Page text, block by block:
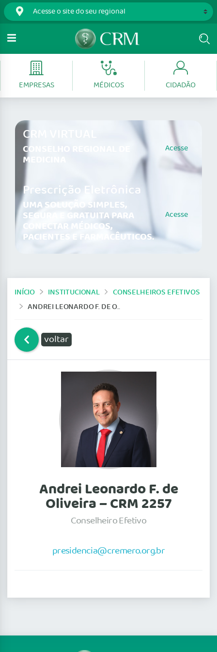
EMPRESAS MÉDICOS CIDADÃO
CRM VIRTUAL
CONSELHO REGIONAL DE
MEDICINA
Acesse
Prescrição Eletrônica
UMA SOLUÇÃO SIMPLES,
SEGURA E GRATUITA PARA
CONECTAR MÉDICOS,
PACIENTES E FARMACÊUTICOS.
Acesse
INÍCIO INSTITUCIONAL
CONSELHEIROS EFETIVOS
ANDREI LEONARDO F. DE OLIVEIRA – CRM 2257
voltar
Andrei Leonardo F. de
Oliveira – CRM 2257
Conselheiro Efetivo
presidencia@cremero.org.br